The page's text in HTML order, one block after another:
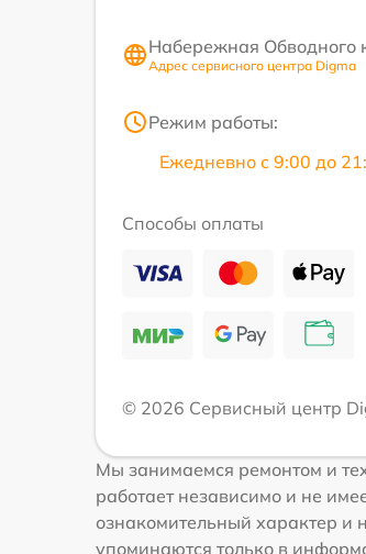
Набережная Обводного
Адрес сервисного центра Digma
Режим работы:
Ежедневно с 9:00 до
Способы оплаты
© 2026 Сервисный центр
Мы занимаемся ремонтом и
работает независимо и не
ознакомительный характер и
упоминаются только в